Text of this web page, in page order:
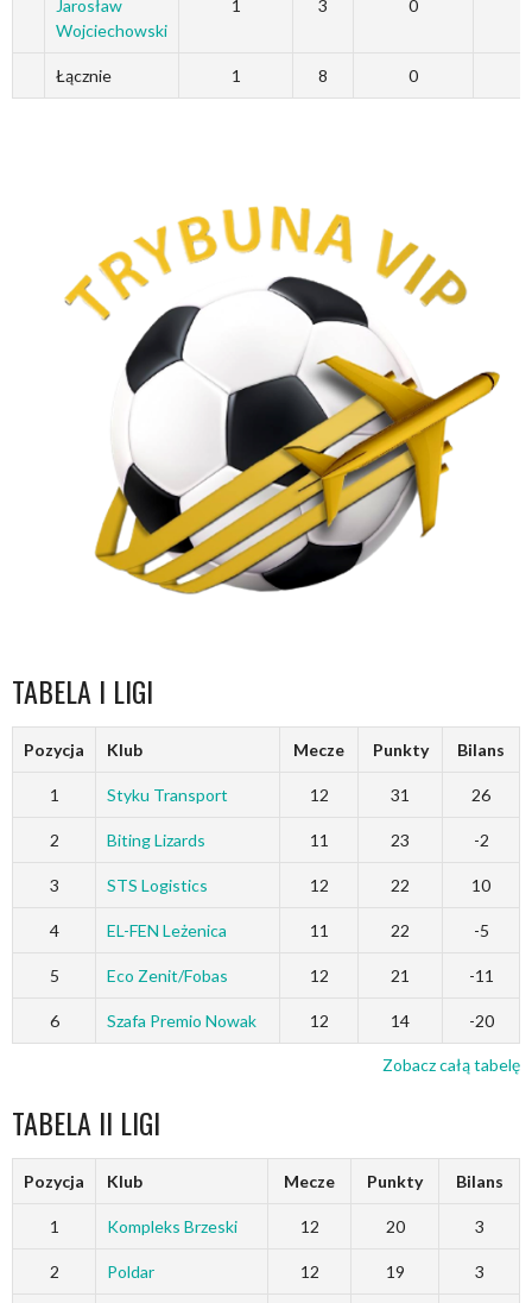
Jarosław
Wojciechowski
1 3 0
Łącznie 1 8 0
TABELA I LIGI
Pozycja Klub Mecze Punkty Bilans
1 Styku Transport 12 31 26
2 Biting Lizards 11 23 -2
3 STS Logistics 12 22 10
4 EL-FEN Leżenica 11 22 -5
5 Eco Zenit/Fobas 12 21 -11
6 Szafa Premio Nowak 12 14 -20
Zobacz całą tabelę
TABELA II LIGI
Pozycja Klub Mecze Punkty Bilans
1 Kompleks Brzeski 12 20 3
2 Poldar 12 19 3